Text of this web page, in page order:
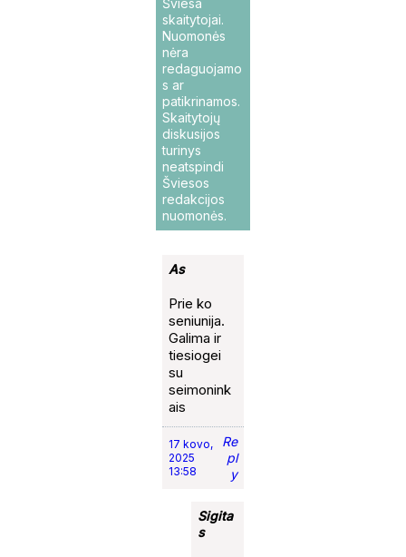
skaitytojai.
Nuomonės
nėra
redaguojamo
s ar
patikrinamos.
Skaitytojų
diskusijos
turinys
neatspindi
Šviesos
redakcijos
nuomonės.
As
Prie ko
seniunija.
Galima ir
tiesiogei
su
seimonink
ais
17 kovo,
2025
13:58
Re
pl
y
Sigita
s